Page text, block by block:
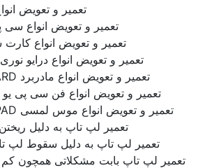
تعمیر و تعویض انواع رم RAM لپ تاپ
تعمیر و تعویض انواع سی پی یو CPU لپ تاپ
تعمیر و تعویض انواع کارت شبکه LAN لپ تاپ
تعمیر و تعویض انواع درایو نوری DVD-RW لپ تاپ
تعمیر و تعویض انواع مادربرد MAINBOARD لپ تاپ
تعمیر و تعویض انواع فن سی پی یو CPU FAN لپ تاپ
تعمیر و تعویض انواع موس لمسی TOUCH PAD لپ تاپ
تعمیر لپ تاپ به دلیل ریختن
تعمیر لپ تاپ به دلیل سقوط لپ تاپ به